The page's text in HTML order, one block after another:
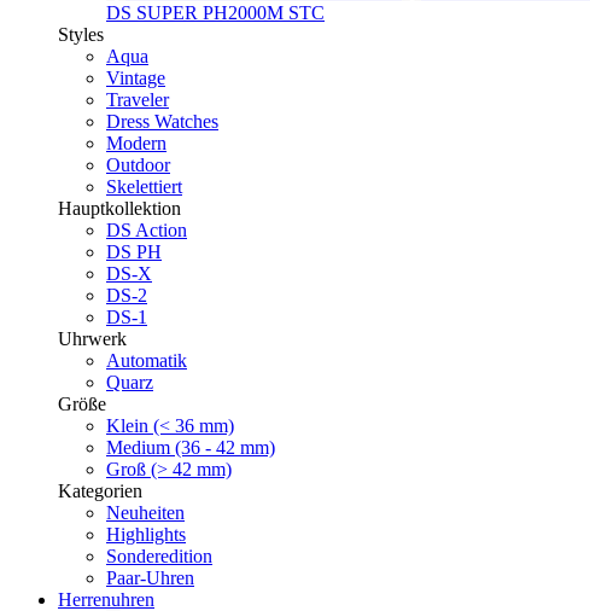
DS SUPER PH2000M STC
Styles
Aqua
Vintage
Traveler
Dress Watches
Modern
Outdoor
Skelettiert
Hauptkollektion
DS Action
DS PH
DS-X
DS-2
DS-1
Uhrwerk
Automatik
Quarz
Größe
Klein (< 36 mm)
Medium (36 - 42 mm)
Groß (> 42 mm)
Kategorien
Neuheiten
Highlights
Sonderedition
Paar-Uhren
Herrenuhren